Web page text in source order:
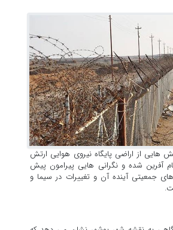
هایی از اراضی پایگاه نیروی هوایی ارتش
آفرین شده و نگرانی هایی پیرامون پیش
جمعیتی آینده آن و تغییرات در سیما و